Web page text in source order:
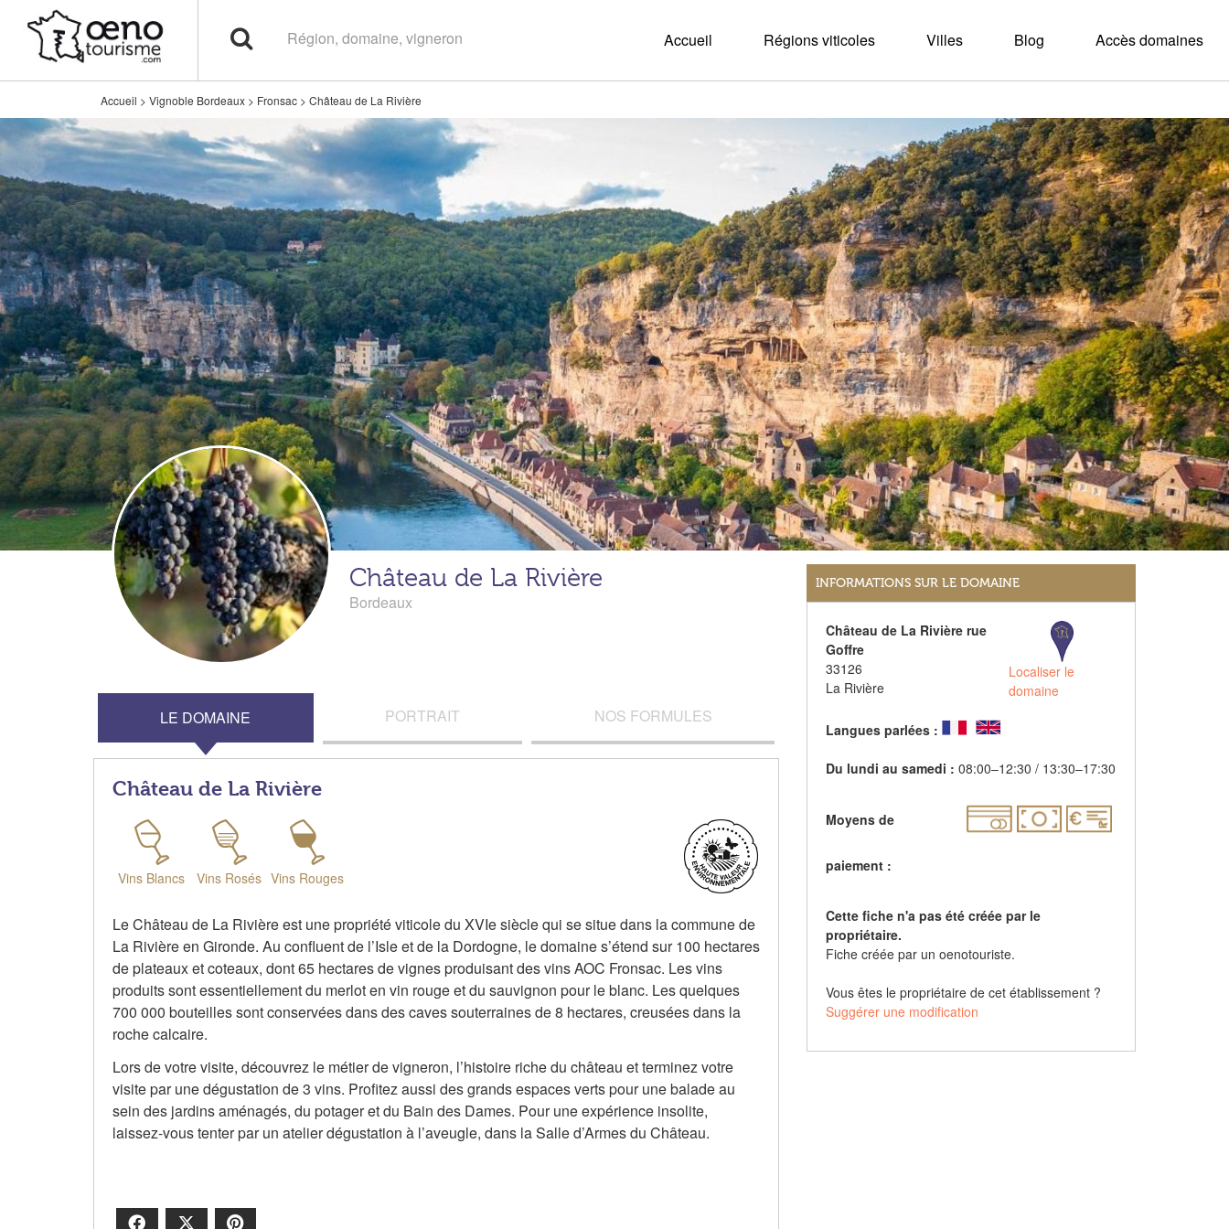
Accueil Régions viticoles Villes Blog Accès domaines
Accueil > Vignoble Bordeaux > Fronsac > Château de La Rivière
Château de La Rivière
Bordeaux
LE DOMAINE PORTRAIT NOS FORMULES
Château de La Rivière
Vins Blancs Vins Rosés Vins Rouges
Le Château de La Rivière est une propriété viticole du XVIe siècle qui se situe dans la commune de
La Rivière en Gironde. Au confluent de l’Isle et de la Dordogne, le domaine s’étend sur 100 hectares
de plateaux et coteaux, dont 65 hectares de vignes produisant des vins AOC Fronsac. Les vins
produits sont essentiellement du merlot en vin rouge et du sauvignon pour le blanc. Les quelques
700 000 bouteilles sont conservées dans des caves souterraines de 8 hectares, creusées dans la
roche calcaire.
Lors de votre visite, découvrez le métier de vigneron, l’histoire riche du château et terminez votre
visite par une dégustation de 3 vins. Profitez aussi des grands espaces verts pour une balade au
sein des jardins aménagés, du potager et du Bain des Dames. Pour une expérience insolite,
laissez-vous tenter par un atelier dégustation à l’aveugle, dans la Salle d’Armes du Château.
Facebook
INFORMATIONS SUR LE DOMAINE
Château de La Rivière rue
Goffre
33126
La Rivière
Localiser le
domaine
Langues parlées :
Du lundi au samedi : 08:00–12:30 / 13:30–17:30
Moyens de
paiement :
Cette fiche n'a pas été créée par le
propriétaire.
Fiche créée par un oenotouriste.
Vous êtes le propriétaire de cet établissement ?
Suggérer une modification